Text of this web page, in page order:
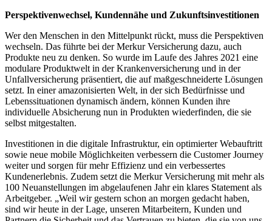
Perspektivenwechsel, Kundennähe und Zukunftsinvestitionen
Wer den Menschen in den Mittelpunkt rückt, muss die Perspektiven
wechseln. Das führte bei der Merkur Versicherung dazu, auch
Produkte neu zu denken. So wurde im Laufe des Jahres 2021 eine
modulare Produktwelt in der Krankenversicherung und in der
Unfallversicherung präsentiert, die auf maßgeschneiderte Lösungen
setzt. In einer amazonisierten Welt, in der sich Bedürfnisse und
Lebenssituationen dynamisch ändern, können Kunden ihre
individuelle Absicherung nun in Produkten wiederfinden, die sie
selbst mitgestalten.
Investitionen in die digitale Infrastruktur, ein optimierter Webauftritt
sowie neue mobile Möglichkeiten verbessern die Customer Journey
weiter und sorgen für mehr Effizienz und ein verbessertes
Kundenerlebnis. Zudem setzt die Merkur Versicherung mit mehr als
100 Neuanstellungen im abgelaufenen Jahr ein klares Statement als
Arbeitgeber. „Weil wir gestern schon an morgen gedacht haben,
sind wir heute in der Lage, unseren Mitarbeitern, Kunden und